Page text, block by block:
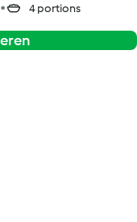
4 portions